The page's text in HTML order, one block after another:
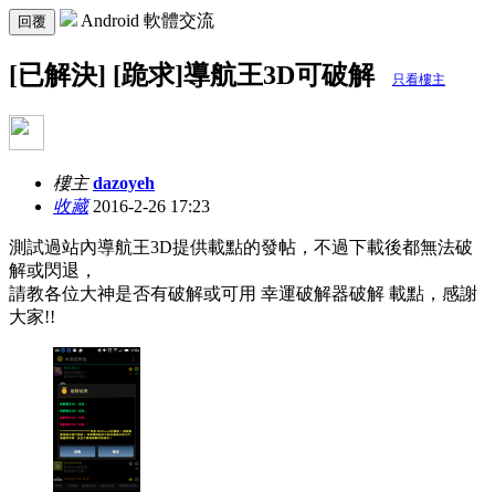
回覆 Android 軟體交流
[已解決] [跪求]導航王3D可破解 只看樓主
樓主 dazoyeh
收藏2016-2-26 17:23
測試過站內導航王3D提供載點的發帖，不過下載後都無法破
解或閃退，
請教各位大神是否有破解或可用 幸運破解器破解 載點，感謝
大家!!